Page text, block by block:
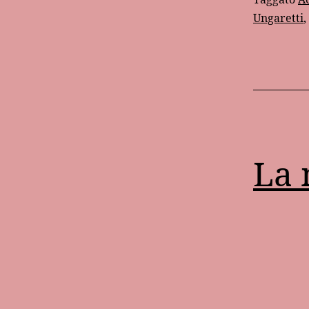
Ungaretti,
La